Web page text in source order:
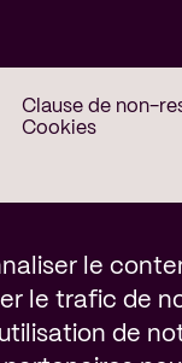
le
le trafic de
de
Clause de non-
Cookies